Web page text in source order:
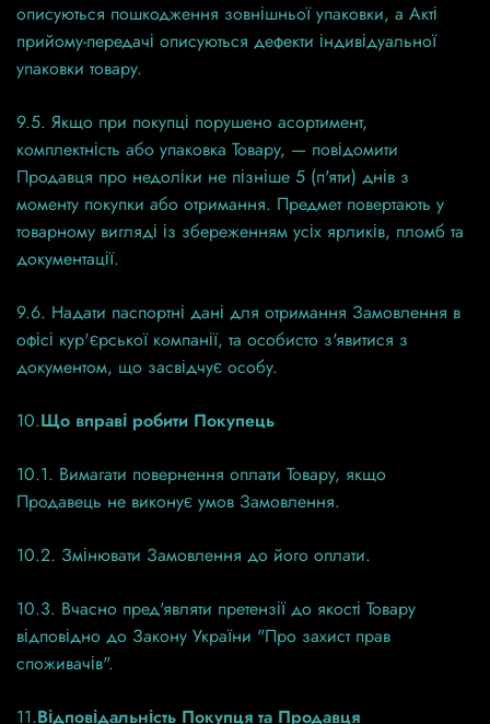
описуються пошкодження зовнішньої упаковки, а Акті
прийому-передачі описуються дефекти індивідуальної
упаковки товару.
9.5. Якщо при покупці порушено асортимент,
комплектність або упаковка Товару, — повідомити
Продавця про недоліки не пізніше 5 (п'яти) днів з
моменту покупки або отримання. Предмет повертають у
товарному вигляді із збереженням усіх ярликів, пломб та
документації.
9.6. Надати паспортні дані для отримання Замовлення в
офісі кур'єрської компанії, та особисто з'явитися з
документом, що засвідчує особу.
10.Що вправі робити Покупець
10.1. Вимагати повернення оплати Товару, якщо
Продавець не виконує умов Замовлення.
10.2. Змінювати Замовлення до його оплати.
10.3. Вчасно пред'являти претензії до якості Товару
відповідно до Закону України "Про захист прав
споживачів".
11.Відповідальність Покупця та Продавця